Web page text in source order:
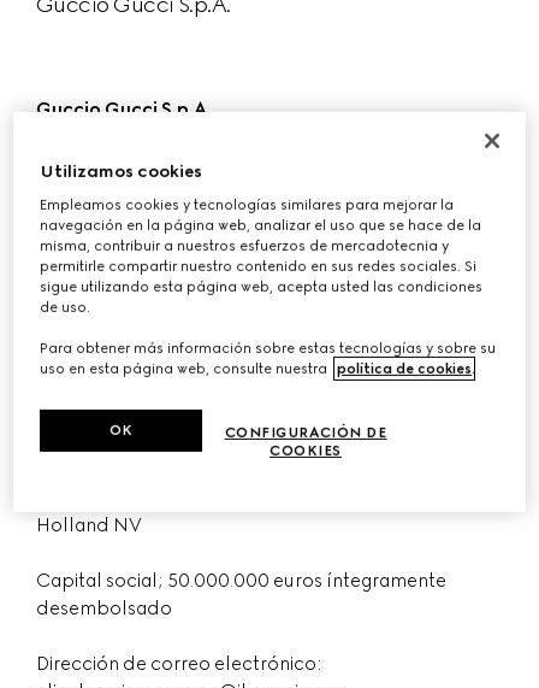
Guccio Gucci S.p.A.
Sociedad constituida y existente al amparo de las
leyes de Italia, con domicilio social en Via Tornabuoni
73/r, 50123 Florencia, Italia.
Número a efectos de IVA: 04294710480
sociedades de Florencia: 03031300159
R.E.A. (Registro Económico Administrativo Italiano) FI
Holland NV
Capital social; 50.000.000 euros íntegramente
desembolsado
Dirección de correo electrónico:
Utilizamos cookies
Empleamos cookies y tecnologías similares para mejorar la
navegación en la página web, analizar el uso que se hace de la
misma, contribuir a nuestros esfuerzos de mercadotecnia y
permitirle compartir nuestro contenido en sus redes sociales. Si
sigue utilizando esta página web, acepta usted las condiciones
de uso.
Para obtener más información sobre estas tecnologías y sobre su
uso en esta página web, consulte nuestra
política de cookies.
CONFIGURACIÓN DE
COOKIES
OK